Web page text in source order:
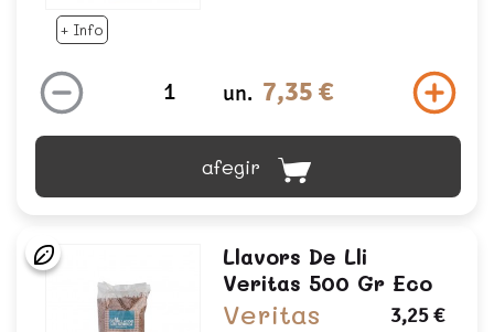
+ Info
un. 7,35 €
afegir
Llavors De Lli
Veritas 500 Gr Eco
Veritas 3,25 €